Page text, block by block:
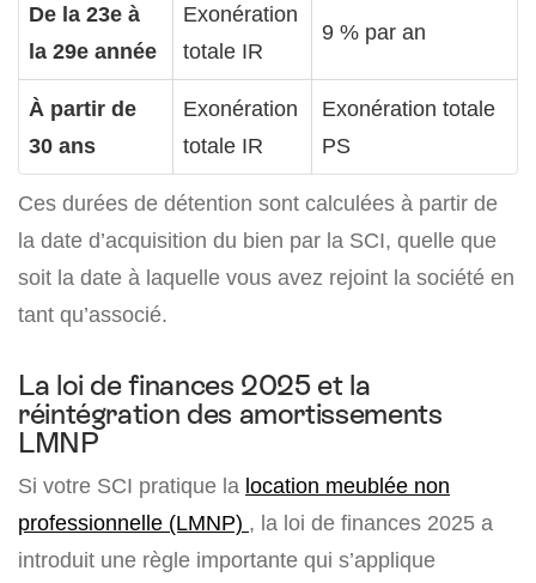
De la 23e à
la 29e année
Exonération
totale IR
9 % par an
À partir de
30 ans
Exonération
totale IR
Exonération totale
PS
Ces durées de détention sont calculées à partir de
la date d’acquisition du bien par la SCI, quelle que
soit la date à laquelle vous avez rejoint la société en
tant qu’associé.
La loi de finances 2025 et la
réintégration des amortissements
LMNP
Si votre SCI pratique la location meublée non
professionnelle (LMNP) , la loi de finances 2025 a
introduit une règle importante qui s’applique